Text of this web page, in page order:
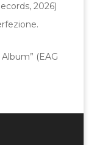
2026)
(EAG